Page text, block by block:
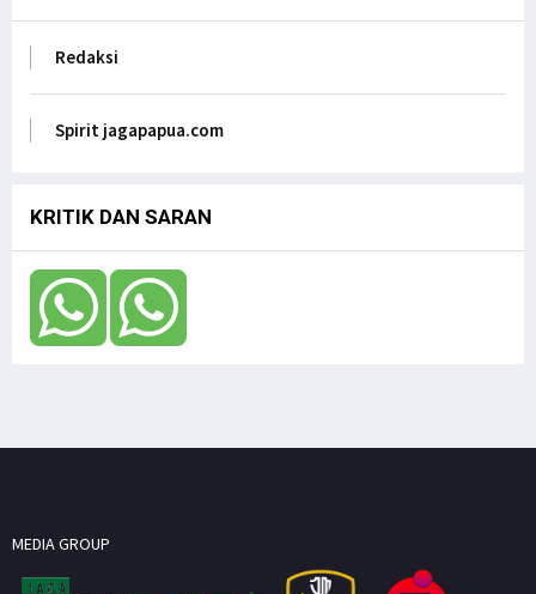
Redaksi
Spirit jagapapua.com
KRITIK DAN SARAN
MEDIA GROUP